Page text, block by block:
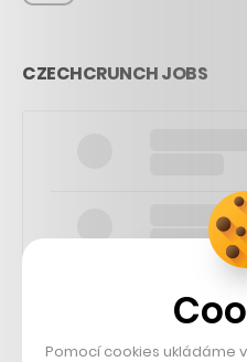
CZECHCRUNCH JOBS
Pomocí cookies ukládáme